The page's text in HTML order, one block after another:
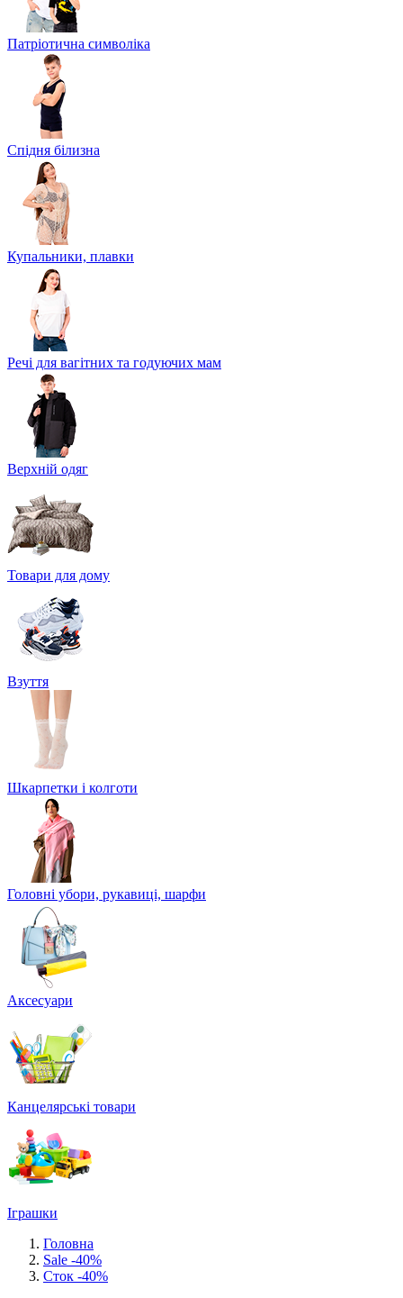
Патріотична символіка
Спідня білизна
Купальники, плавки
Речі для вагітних та годуючих мам
Верхній одяг
Товари для дому
Взуття
Шкарпетки і колготи
Головні убори, рукавиці, шарфи
Аксесуари
Канцелярські товари
Іграшки
Головна
Sale -40%
Сток -40%